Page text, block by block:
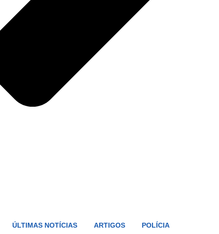
ÚLTIMAS NOTÍCIAS ARTIGOS POLÍCIA